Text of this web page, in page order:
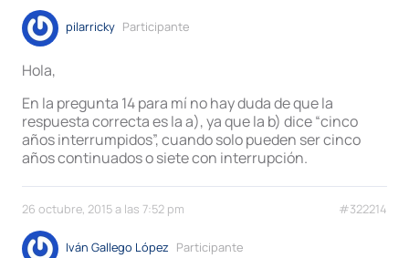
pilarricky Participante
Hola,
En la pregunta 14 para mí no hay duda de que la
respuesta correcta es la a), ya que la b) dice “cinco
años interrumpidos”, cuando solo pueden ser cinco
años continuados o siete con interrupción.
26 octubre, 2015 a las 7:52 pm #322214
Iván Gallego López Participante